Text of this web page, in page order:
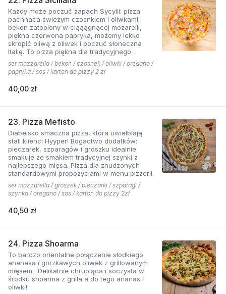
Każdy może poczuć zapach Sycylii: pizza
pachnaca świeżym czosnkiem i oliwkami,
bekon zatopiony w ciąąągnącej mozarelli,
piękna czerwona papryka, możemy lekko
skropić oliwą z oliwek i poczuć słoneczna
Italię. To pizza piękna dla tradycyjnego
podniebienia
ser mozzarella / bekon / czosnek / oliwki / oregano /
papryka / sos / karton do pizzy 2 zł
40,00 zł
23. Pizza Mefisto
Diabelsko smaczna pizza, która uwielbiają
stali klienci Hyyper! Bogactwo dodatków:
pieczarek, szparagów i groszku idealnie
smakuje ze smakiem tradycyjnej szynki z
najlepszego mięsa. Pizza dla znudzonych
standardowymi propozycjami w menu pizzerii.
ser mozzarella / groszek / pieczarki / szparagi /
szynka / oregano / sos / karton do pizzy 2zł
40,50 zł
24. Pizza Shoarma
To bardzo orientalne połączenie słodkiego
ananasa i gorzkawych oliwek z grillowanym
mięsem . Delikatnie chrupiąca i soczysta w
środku shoarma z grilla a do tego ananas i
oliwki!